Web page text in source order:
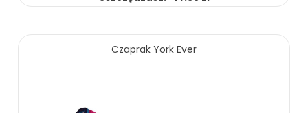
Czaprak York Ever